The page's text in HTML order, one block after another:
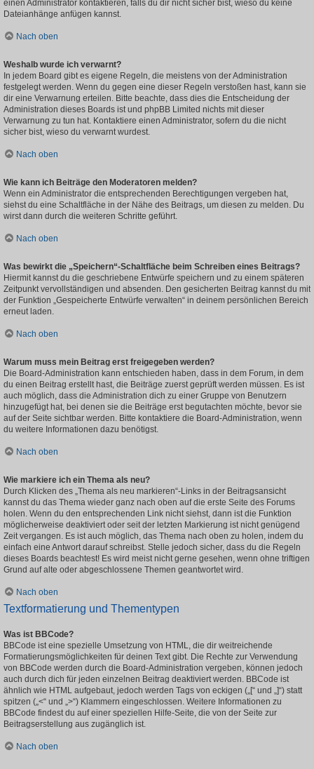
einen Administrator kontaktieren, falls du dir nicht sicher bist, wieso du keine
Dateianhänge anfügen kannst.
Nach oben
Weshalb wurde ich verwarnt?
In jedem Board gibt es eigene Regeln, die meistens von der Administration
festgelegt werden. Wenn du gegen eine dieser Regeln verstoßen hast, kann sie
dir eine Verwarnung erteilen. Bitte beachte, dass dies die Entscheidung der
Administration dieses Boards ist und phpBB Limited nichts mit dieser
Verwarnung zu tun hat. Kontaktiere einen Administrator, sofern du die nicht
sicher bist, wieso du verwarnt wurdest.
Nach oben
Wie kann ich Beiträge den Moderatoren melden?
Wenn ein Administrator die entsprechenden Berechtigungen vergeben hat,
siehst du eine Schaltfläche in der Nähe des Beitrags, um diesen zu melden. Du
wirst dann durch die weiteren Schritte geführt.
Nach oben
Was bewirkt die „Speichern“-Schaltfläche beim Schreiben eines Beitrags?
Hiermit kannst du die geschriebene Entwürfe speichern und zu einem späteren
Zeitpunkt vervollständigen und absenden. Den gesicherten Beitrag kannst du mit
der Funktion „Gespeicherte Entwürfe verwalten“ in deinem persönlichen Bereich
erneut laden.
Nach oben
Warum muss mein Beitrag erst freigegeben werden?
Die Board-Administration kann entschieden haben, dass in dem Forum, in dem
du einen Beitrag erstellt hast, die Beiträge zuerst geprüft werden müssen. Es ist
auch möglich, dass die Administration dich zu einer Gruppe von Benutzern
hinzugefügt hat, bei denen sie die Beiträge erst begutachten möchte, bevor sie
auf der Seite sichtbar werden. Bitte kontaktiere die Board-Administration, wenn
du weitere Informationen dazu benötigst.
Nach oben
Wie markiere ich ein Thema als neu?
Durch Klicken des „Thema als neu markieren“-Links in der Beitragsansicht
kannst du das Thema wieder ganz nach oben auf die erste Seite des Forums
holen. Wenn du den entsprechenden Link nicht siehst, dann ist die Funktion
möglicherweise deaktiviert oder seit der letzten Markierung ist nicht genügend
Zeit vergangen. Es ist auch möglich, das Thema nach oben zu holen, indem du
einfach eine Antwort darauf schreibst. Stelle jedoch sicher, dass du die Regeln
dieses Boards beachtest! Es wird meist nicht gerne gesehen, wenn ohne triftigen
Grund auf alte oder abgeschlossene Themen geantwortet wird.
Nach oben
Textformatierung und Thementypen
Was ist BBCode?
BBCode ist eine spezielle Umsetzung von HTML, die dir weitreichende
Formatierungsmöglichkeiten für deinen Text gibt. Die Rechte zur Verwendung
von BBCode werden durch die Board-Administration vergeben, können jedoch
auch durch dich für jeden einzelnen Beitrag deaktiviert werden. BBCode ist
ähnlich wie HTML aufgebaut, jedoch werden Tags von eckigen („[“ und „]“) statt
spitzen („<“ und „>“) Klammern eingeschlossen. Weitere Informationen zu
BBCode findest du auf einer speziellen Hilfe-Seite, die von der Seite zur
Beitragserstellung aus zugänglich ist.
Nach oben